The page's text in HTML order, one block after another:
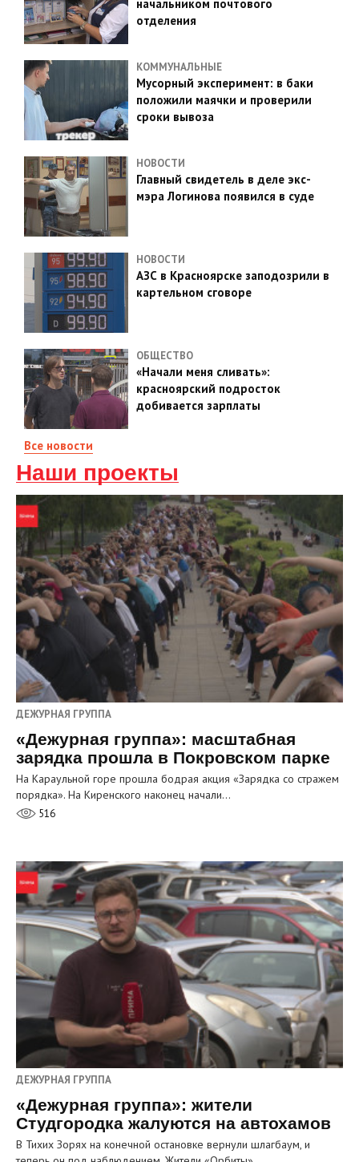
начальником почтового
отделения
КОММУНАЛЬНЫЕ
Мусорный эксперимент: в баки
положили маячки и проверили
сроки вывоза
НОВОСТИ
Главный свидетель в деле экс-
мэра Логинова появился в суде
НОВОСТИ
АЗС в Красноярске заподозрили в
картельном сговоре
ОБЩЕСТВО
«Начали меня сливать»:
красноярский подросток
добивается зарплаты
Все новости
Наши проекты
ДЕЖУРНАЯ ГРУППА
«Дежурная группа»: масштабная
зарядка прошла в Покровском парке
На Караульной горе прошла бодрая акция «Зарядка со стражем
порядка». На Киренского наконец начали…
516
ДЕЖУРНАЯ ГРУППА
«Дежурная группа»: жители
Студгородка жалуются на автохамов
В Тихих Зорях на конечной остановке вернули шлагбаум, и